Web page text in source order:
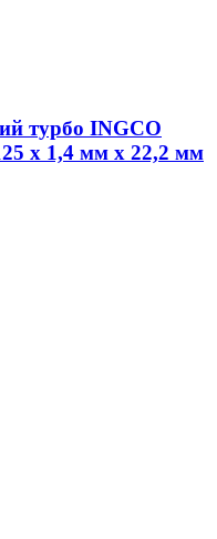
турбо INGCO
х 1,4 мм x 22,2 мм